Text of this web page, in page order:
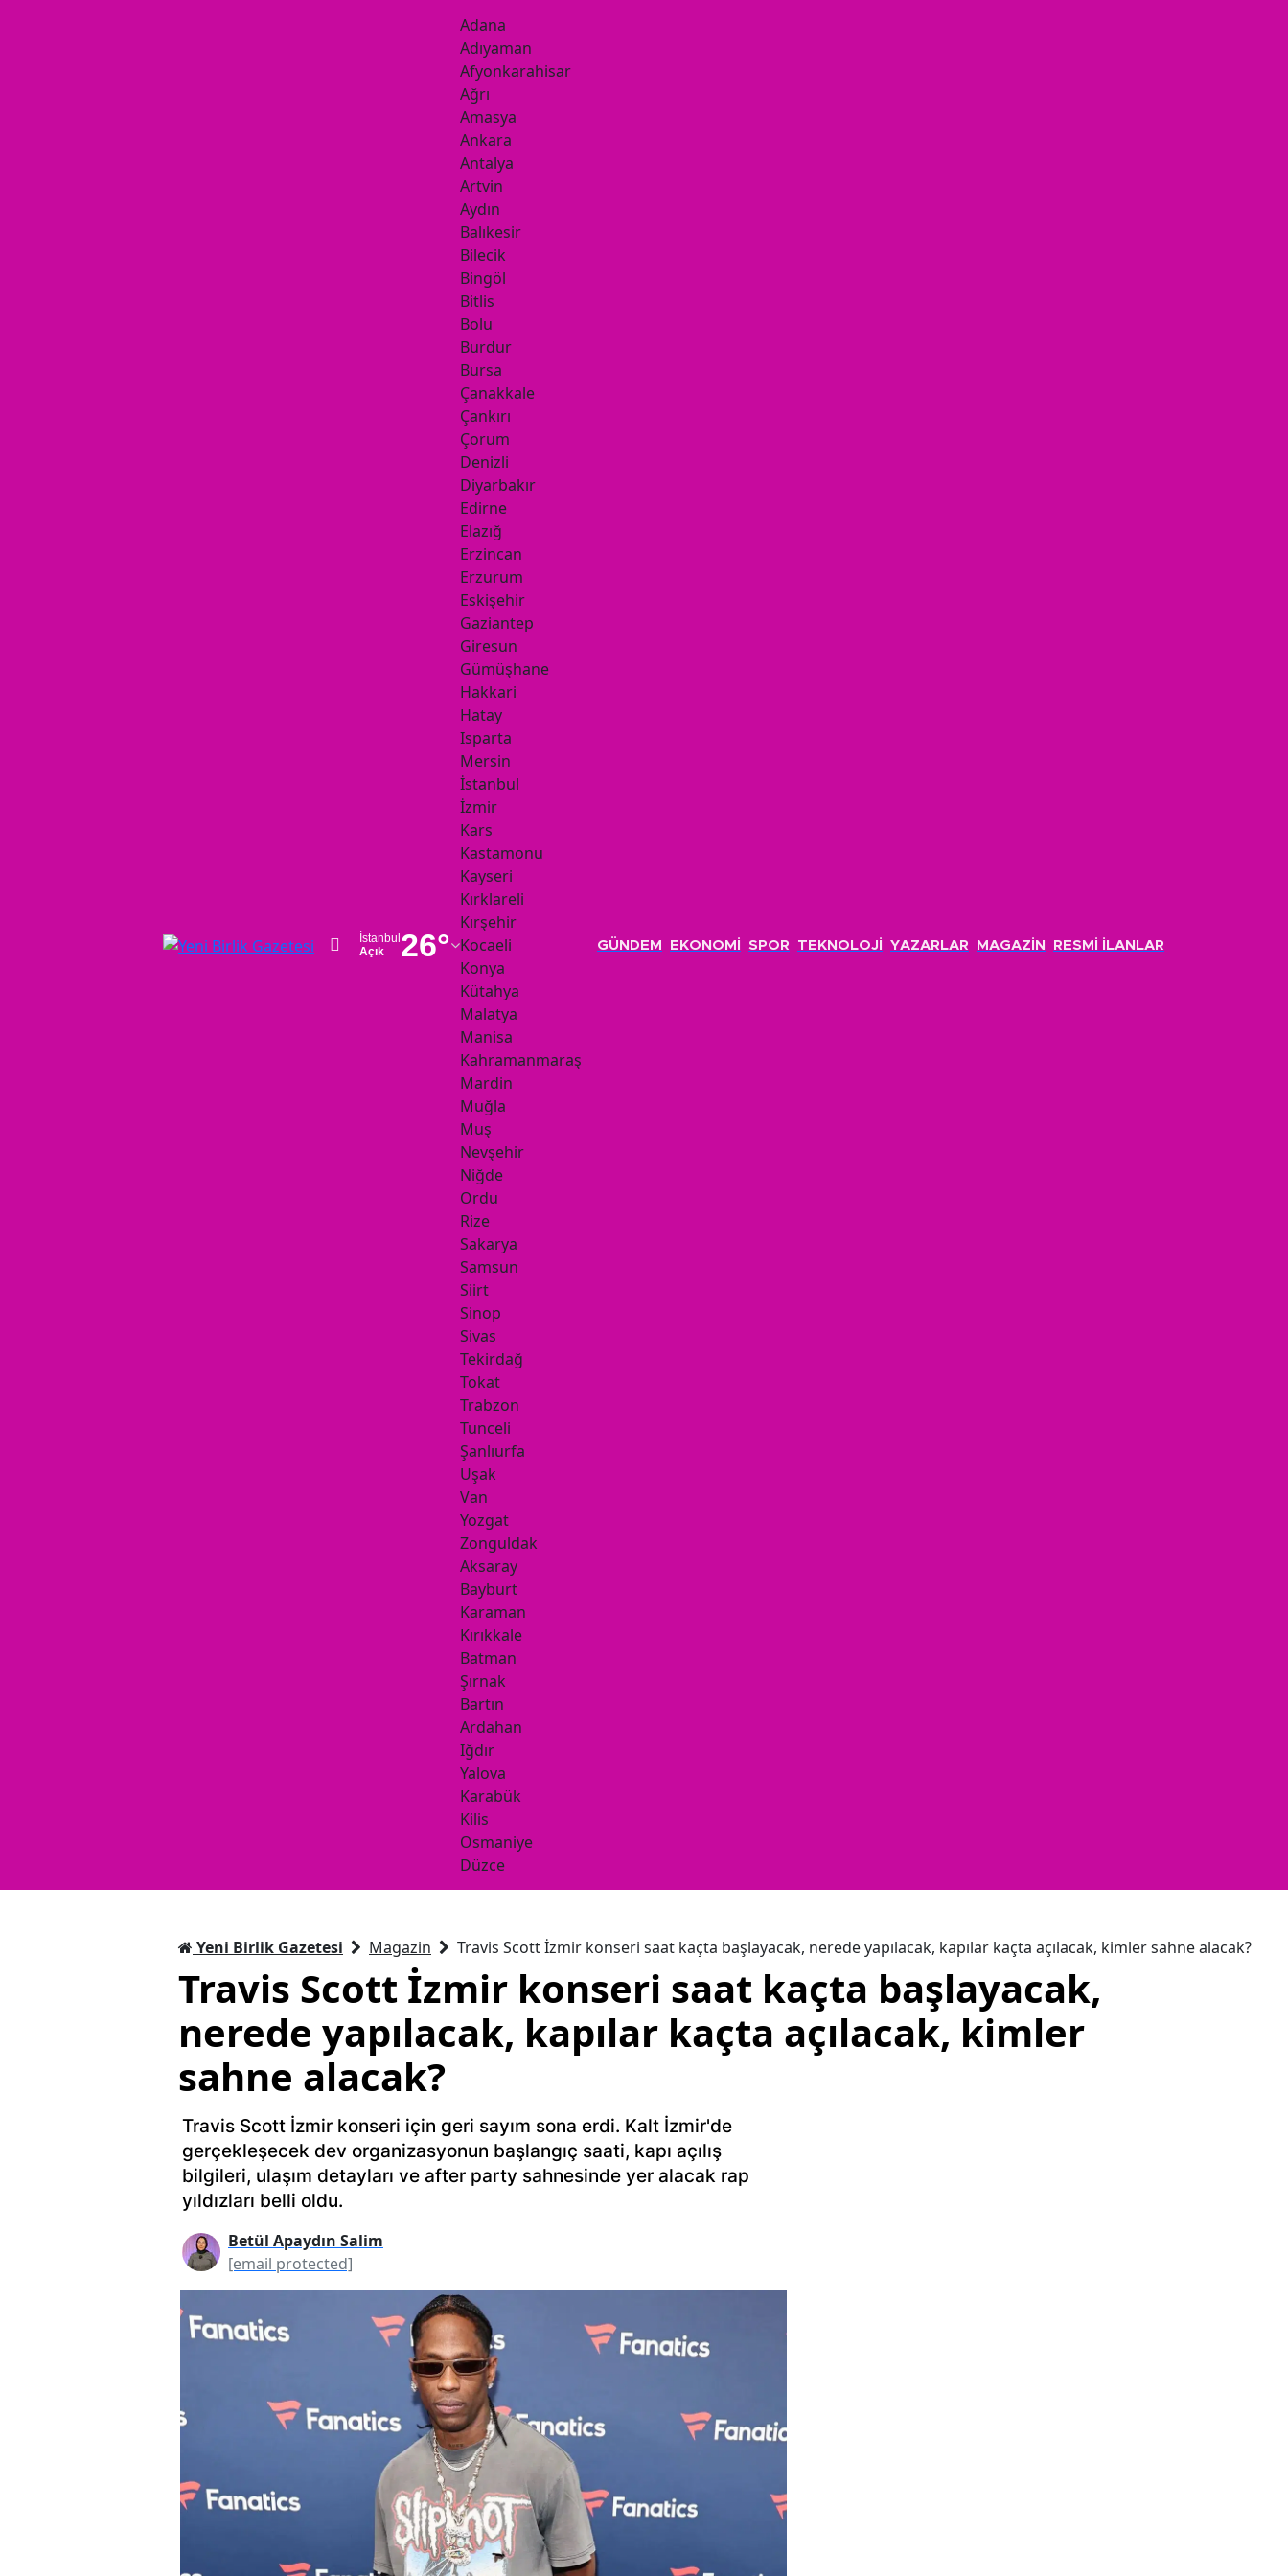
İstanbul
Açık
26°
Adana
Adıyaman
Afyonkarahisar
Ağrı
Amasya
Ankara
Antalya
Artvin
Aydın
Balıkesir
Bilecik
Bingöl
Bitlis
Bolu
Burdur
Bursa
Çanakkale
Çankırı
Çorum
Denizli
Diyarbakır
Edirne
Elazığ
Erzincan
Erzurum
Eskişehir
Gaziantep
Giresun
Gümüşhane
Hakkari
Hatay
Isparta
Mersin
İstanbul
İzmir
Kars
Kastamonu
Kayseri
Kırklareli
Kırşehir
Kocaeli
Konya
Kütahya
Malatya
Manisa
Kahramanmaraş
Mardin
Muğla
Muş
Nevşehir
Niğde
Ordu
Rize
Sakarya
Samsun
Siirt
Sinop
Sivas
Tekirdağ
Tokat
Trabzon
Tunceli
Şanlıurfa
Uşak
Van
Yozgat
Zonguldak
Aksaray
Bayburt
Karaman
Kırıkkale
Batman
Şırnak
Bartın
Ardahan
Iğdır
Yalova
Karabük
Kilis
Osmaniye
Düzce
GÜNDEM EKONOMİ SPOR TEKNOLOJİ YAZARLAR MAGAZİN RESMİ İLANLAR
Yeni Birlik Gazetesi Magazin Travis Scott İzmir konseri saat kaçta başlayacak, nerede yapılacak, kapılar kaçta açılacak, kimler sahne alacak?
Travis Scott İzmir konseri saat kaçta başlayacak,
nerede yapılacak, kapılar kaçta açılacak, kimler
sahne alacak?
Travis Scott İzmir konseri için geri sayım sona erdi. Kalt İzmir'de
gerçekleşecek dev organizasyonun başlangıç saati, kapı açılış
bilgileri, ulaşım detayları ve after party sahnesinde yer alacak rap
yıldızları belli oldu.
Betül Apaydın Salim
[email protected]